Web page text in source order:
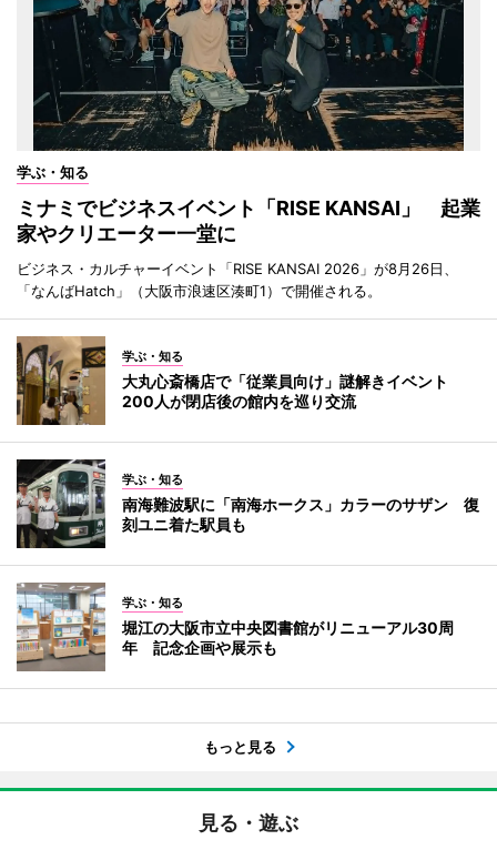
学ぶ・知る
ミナミでビジネスイベント「RISE KANSAI」 起業
家やクリエーター一堂に
ビジネス・カルチャーイベント「RISE KANSAI 2026」が8月26日、
「なんばHatch」（大阪市浪速区湊町1）で開催される。
学ぶ・知る
大丸心斎橋店で「従業員向け」謎解きイベント
200人が閉店後の館内を巡り交流
学ぶ・知る
南海難波駅に「南海ホークス」カラーのサザン 復
刻ユニ着た駅員も
学ぶ・知る
堀江の大阪市立中央図書館がリニューアル30周
年 記念企画や展示も
もっと見る
見る・遊ぶ